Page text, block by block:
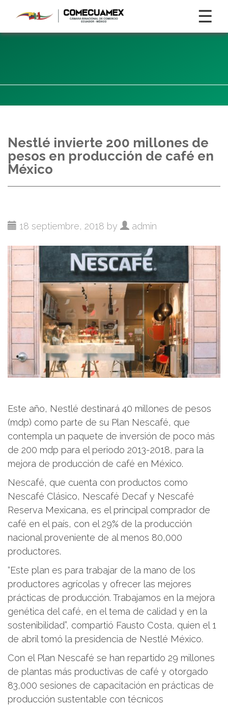
☰
Nestlé invierte 200 millones de
pesos en producción de café en
México
18 septiembre, 2018 by admin
Este año, Nestlé destinará 40 millones de pesos
(mdp) como parte de su Plan Nescafé, que
contempla un paquete de inversión de poco más
de 200 mdp para el periodo 2013-2018, para la
mejora de producción de café en México.
Nescafé, que cuenta con productos como
Nescafé Clásico, Nescafé Decaf y Nescafé
Reserva Mexicana, es el principal comprador de
café en el país, con el 29% de la producción
nacional proveniente de al menos 80,000
productores.
“Este plan es para trabajar de la mano de los
productores agrícolas y ofrecer las mejores
prácticas de producción. Trabajamos en la mejora
genética del café, en el tema de calidad y en la
sostenibilidad”, compartió Fausto Costa, quien el 1
de abril tomó la presidencia de Nestlé México.
Con el Plan Nescafé se han repartido 29 millones
de plantas más productivas de café y otorgado
83,000 sesiones de capacitación en prácticas de
producción sustentable con técnicos